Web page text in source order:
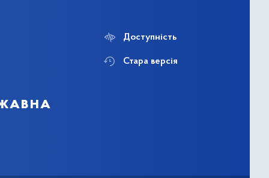
Доступність
Стара версія